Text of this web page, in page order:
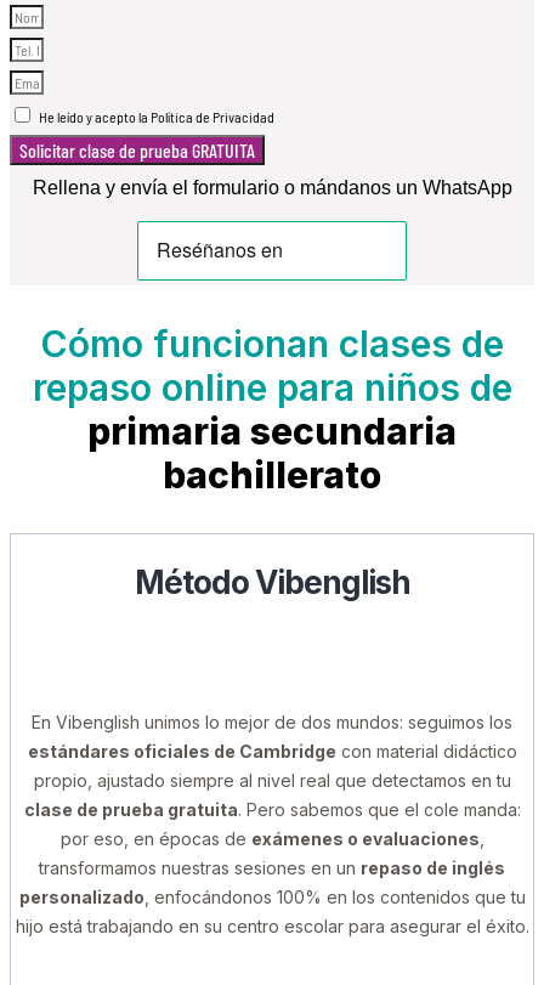
He leído y acepto la Política de Privacidad
Solicitar clase de prueba GRATUITA
Rellena y envía el formulario o mándanos un WhatsApp
Cómo funcionan clases de
repaso online para niños de
primaria secundaria
bachillerato
Método Vibenglish
En Vibenglish unimos lo mejor de dos mundos: seguimos los
estándares oficiales de Cambridge con material didáctico
propio, ajustado siempre al nivel real que detectamos en tu
clase de prueba gratuita. Pero sabemos que el cole manda:
por eso, en épocas de exámenes o evaluaciones
transformamos nuestras sesiones en un repaso de inglés
personalizado , enfocándonos 100% en los contenidos que tu
hijo está trabajando en su centro escolar para asegurar el éxito.